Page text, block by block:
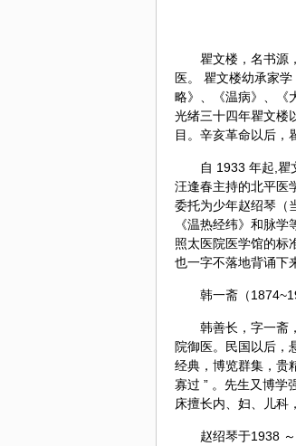
瞿文楼，名书源
医。 瞿文楼幼承家
略》、《温病》、《
光绪三十四年瞿文楼
目。辛亥革命以后，
自 1933 年起,瞿
汪逢春主持的北平医
委托为少年赵绍琴（
《温热经纬》和脉
照太医院医学馆的标
也一字不落地背诵下
韩一斋（
韩善长，字一斋
院御医。民国以后，
经典，博览群集，贵
寡过 ” 。先生又博学
床擅长内、妇、
儿科
赵绍琴于1938